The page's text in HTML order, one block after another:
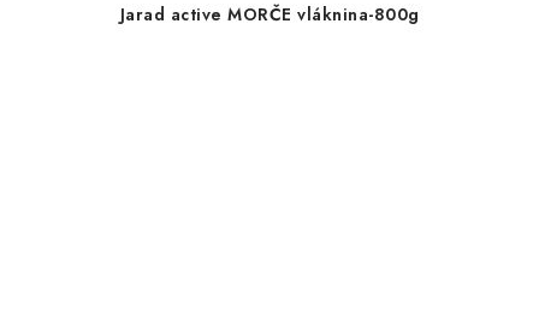
Jarad active MORČE vláknina-800g